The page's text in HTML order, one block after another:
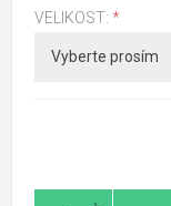
VELIKOST: *